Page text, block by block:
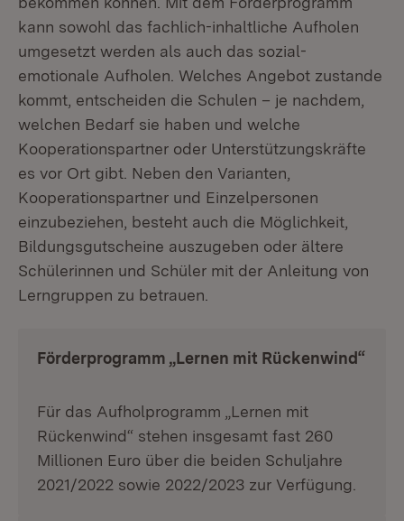
kann sowohl das fachlich-inhaltliche Aufholen
umgesetzt werden als auch das sozial-
emotionale Aufholen. Welches Angebot zustande
kommt, entscheiden die Schulen – je nachdem,
welchen Bedarf sie haben und welche
Kooperationspartner oder Unterstützungskräfte
es vor Ort gibt. Neben den Varianten,
Kooperationspartner und Einzelpersonen
einzubeziehen, besteht auch die Möglichkeit,
Bildungsgutscheine auszugeben oder ältere
Schülerinnen und Schüler mit der Anleitung von
Lerngruppen zu betrauen.
Förderprogramm „Lernen mit Rückenwind“
Für das Aufholprogramm „Lernen mit
Rückenwind“ stehen insgesamt fast 260
Millionen Euro über die beiden Schuljahre
2021/2022 sowie 2022/2023 zur Verfügung.